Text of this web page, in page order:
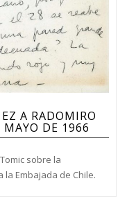
A RADOMIRO
DE 1966
sobre la
Embajada de Chile.